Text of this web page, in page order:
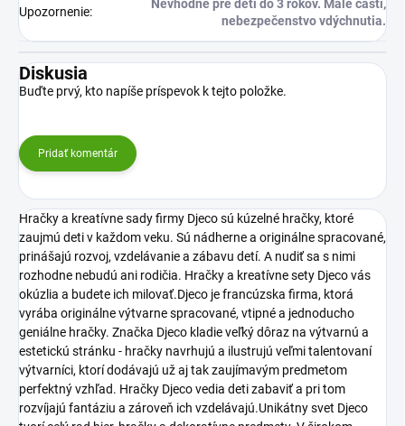
Upozornenie:
Nevhodné pre deti do 3 rokov. Malé časti,
nebezpečenstvo vdýchnutia.
Diskusia
Buďte prvý, kto napíše príspevok k tejto položke.
Pridať komentár
Hračky a kreatívne sady firmy Djeco sú kúzelné hračky, ktoré
zaujmú deti v každom veku. Sú nádherne a originálne spracované,
prinášajú rozvoj, vzdelávanie a zábavu detí. A nudiť sa s nimi
rozhodne nebudú ani rodičia. Hračky a kreatívne sety Djeco vás
okúzlia a budete ich milovať.Djeco je francúzska firma, ktorá
vyrába originálne výtvarne spracované, vtipné a jednoducho
geniálne hračky. Značka Djeco kladie veľký dôraz na výtvarnú a
estetickú stránku - hračky navrhujú a ilustrujú veľmi talentovaní
výtvarníci, ktorí dodávajú už aj tak zaujímavým predmetom
perfektný vzhľad. Hračky Djeco vedia deti zabaviť a pri tom
rozvíjajú fantáziu a zároveň ich vzdelávajú.Unikátny svet Djeco